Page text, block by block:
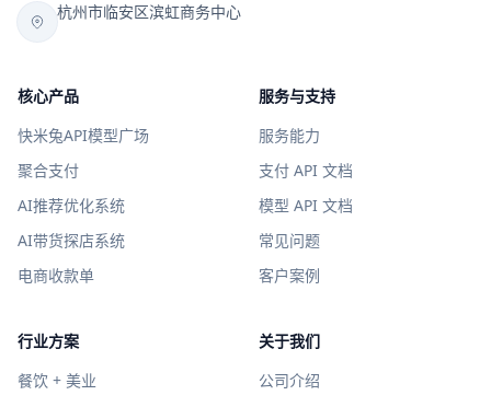
杭州市临安区滨虹商务中心
核心产品
快米兔API模型广场
聚合支付
AI推荐优化系统
AI带货探店系统
电商收款单
服务与支持
服务能力
支付 API 文档
模型 API 文档
常见问题
客户案例
行业方案
餐饮 + 美业
关于我们
公司介绍